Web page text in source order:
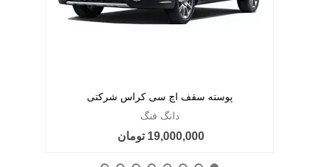
پوسته سقف اچ سی کراس شرکتی
دانگ فنگ
19,000,000 تومان